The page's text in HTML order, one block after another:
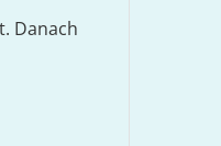
Danach